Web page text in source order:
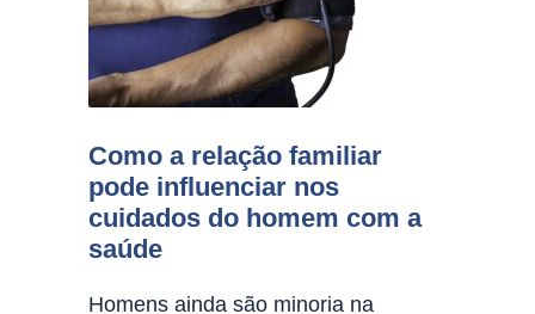
Como a relação familiar
pode influenciar nos
cuidados do homem com a
saúde
Homens ainda são minoria na